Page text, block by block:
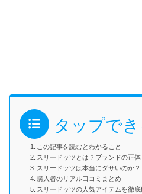
タップで
この記事を読むとわかること
スリードッツとは？ブランドの正体
スリードッツは本当にダサいのか？
購入者のリアル口コミまとめ
スリードッツの人気アイテムを徹底